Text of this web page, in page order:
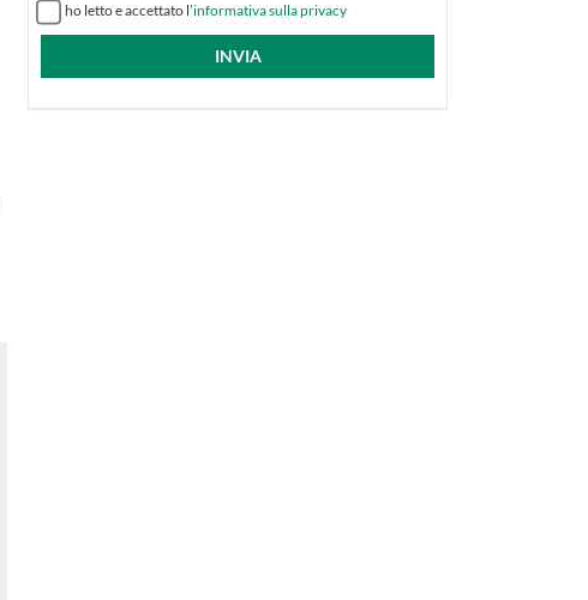
ho letto e accettato l’informativa sulla privacy